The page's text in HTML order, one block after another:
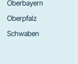
Oberbayern
Oberpfalz
Schwaben